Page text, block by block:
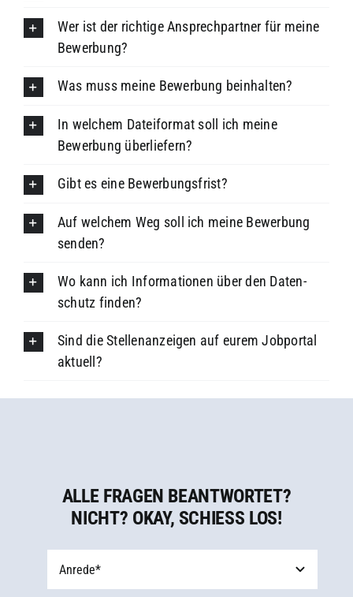
Wer ist der richtige Ansprechpartner für meine
Bewerbung?
Was muss meine Bewerbung beinhalten?
In welchem Dateiformat soll ich meine
Bewerbung überliefern?
Gibt es eine Bewerbungsfrist?
Auf welchem Weg soll ich meine Bewerbung
senden?
Wo kann ich Informa­tionen über den Daten­
schutz finden?
Sind die Stellenanzeigen auf eurem Jobportal
aktuell?
ALLE FRAGEN BEANTWORTET?
NICHT? OKAY, SCHIESS LOS!